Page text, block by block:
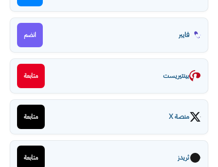
فايبر انضم
بينتيريست متابعة
منصة X متابعة
ثريدز متابعة